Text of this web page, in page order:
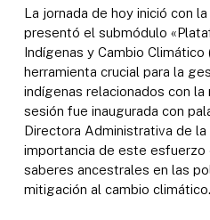
La jornada de hoy inició con
presentó el submódulo
Indígenas y Cambio Climático
herramienta crucial para la
indígenas relacionados con la
sesión fue inaugurada con
Directora Administrativa de
importancia de este
saberes ancestrales en las
mitigación al cambio climático.